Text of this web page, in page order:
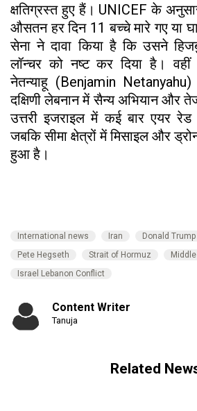
क्षतिग्रस्त हुए हैं। UNICEF के
औसतन हर दिन 11 बच्चे मारे गए या
सेना ने दावा किया है कि उसने
लॉन्चर को नष्ट कर दिया है। वहीं
नेतन्याहू (Benjamin
दक्षिणी लेबनान में सैन्य अभियान और
उत्तरी इजराइल में कई बार एयर
जबकि सीमा क्षेत्रों में मिसाइल और
हुआ है।
International news Iran Donald Trump
Pete Hegseth
Strait of Hormuz
Israel Lebanon Conflict
Content Writer
Tanuja
Related